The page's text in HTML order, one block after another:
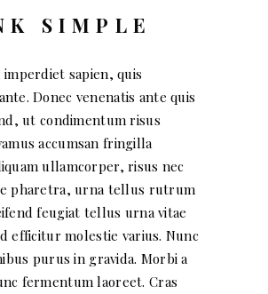
SIMPLE
imperdiet sapien, quis
Donec venenatis ante quis
ut condimentum risus
accumsan fringilla
ullamcorper, risus nec
pharetra, urna tellus rutrum
feugiat tellus urna vitae
efficitur molestie varius. Nunc
purus in gravida. Morbi a
fermentum laoreet. Cras